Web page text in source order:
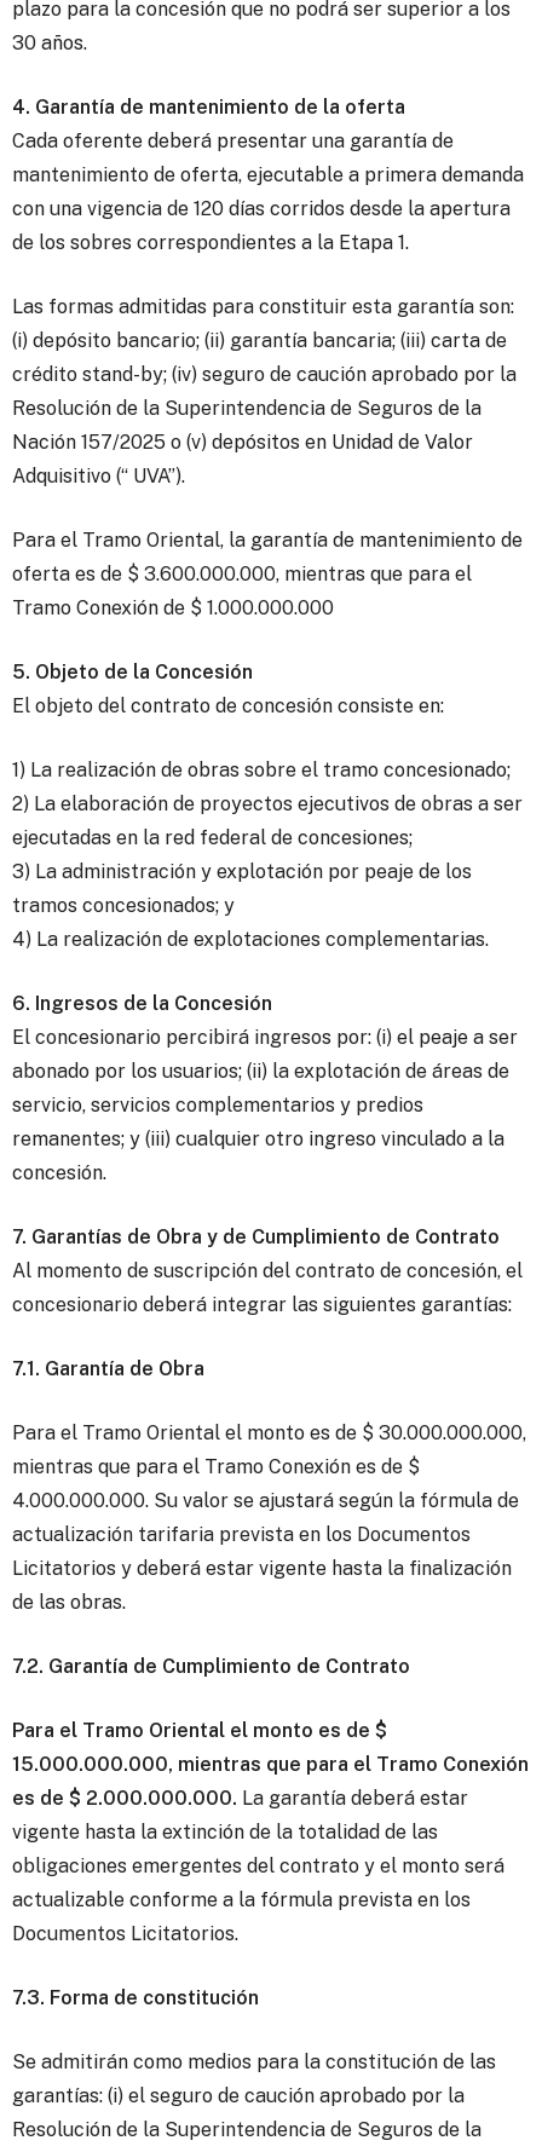
plazo para la concesión que no podrá ser superior a los
30 años.
4. Garantía de mantenimiento de la oferta
Cada oferente deberá presentar una garantía de
mantenimiento de oferta, ejecutable a primera demanda
con una vigencia de 120 días corridos desde la apertura
de los sobres correspondientes a la Etapa 1.
Las formas admitidas para constituir esta garantía son:
(i) depósito bancario; (ii) garantía bancaria; (iii) carta de
crédito stand-by; (iv) seguro de caución aprobado por la
Resolución de la Superintendencia de Seguros de la
Nación 157/2025 o (v) depósitos en Unidad de Valor
Adquisitivo (“ UVA”).
Para el Tramo Oriental, la garantía de mantenimiento de
oferta es de $ 3.600.000.000, mientras que para el
Tramo Conexión de $ 1.000.000.000
5. Objeto de la Concesión
El objeto del contrato de concesión consiste en:
1) La realización de obras sobre el tramo concesionado;
2) La elaboración de proyectos ejecutivos de obras a ser
ejecutadas en la red federal de concesiones;
3) La administración y explotación por peaje de los
tramos concesionados; y
4) La realización de explotaciones complementarias.
6. Ingresos de la Concesión
El concesionario percibirá ingresos por: (i) el peaje a ser
abonado por los usuarios; (ii) la explotación de áreas de
servicio, servicios complementarios y predios
remanentes; y (iii) cualquier otro ingreso vinculado a la
concesión.
7. Garantías de Obra y de Cumplimiento de Contrato
Al momento de suscripción del contrato de concesión, el
concesionario deberá integrar las siguientes garantías:
7.1. Garantía de Obra
Para el Tramo Oriental el monto es de $ 30.000.000.000,
mientras que para el Tramo Conexión es de $
4.000.000.000. Su valor se ajustará según la fórmula de
actualización tarifaria prevista en los Documentos
Licitatorios y deberá estar vigente hasta la finalización
de las obras.
7.2. Garantía de Cumplimiento de Contrato
Para el Tramo Oriental el monto es de $
15.000.000.000, mientras que para el Tramo Conexión
es de $ 2.000.000.000. La garantía deberá estar
vigente hasta la extinción de la totalidad de las
obligaciones emergentes del contrato y el monto será
actualizable conforme a la fórmula prevista en los
Documentos Licitatorios.
7.3. Forma de constitución
Se admitirán como medios para la constitución de las
garantías: (i) el seguro de caución aprobado por la
Resolución de la Superintendencia de Seguros de la